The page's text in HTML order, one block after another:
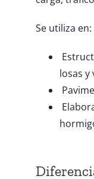
Se utiliza en:
losas y